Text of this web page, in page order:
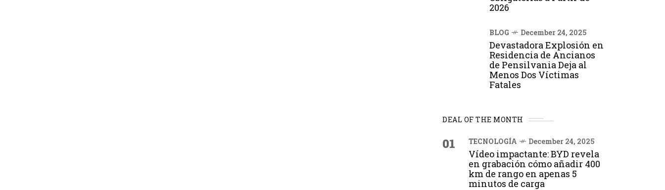
2026
BLOG December 24, 2025
Devastadora Explosión en
Residencia de Ancianos
de Pensilvania Deja al
Menos Dos Víctimas
Fatales
DEAL OF THE MONTH
01 TECNOLOGÍA December 24, 2025
Vídeo impactante: BYD revela
en grabación cómo añadir 400
km de rango en apenas 5
minutos de carga